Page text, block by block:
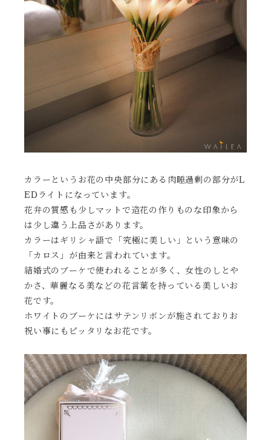
カラーというお花の中央部分にある肉睡過剰の部分がL
EDライトになっています。
花弁の質感も少しマットで造花の作りものな印象から
は少し違う上品さがあります。
カラーはギリシャ語で「究極に美しい」という意味の
「カロス」が由来と言われています。
結婚式のブーケで使われることが多く、女性のしとや
かさ、華麗なる美などの花言葉を持っている美しいお
花です。
ホワイトのブーケにはサテンリボンが施されておりお
祝い事にもピッタリなお花です。